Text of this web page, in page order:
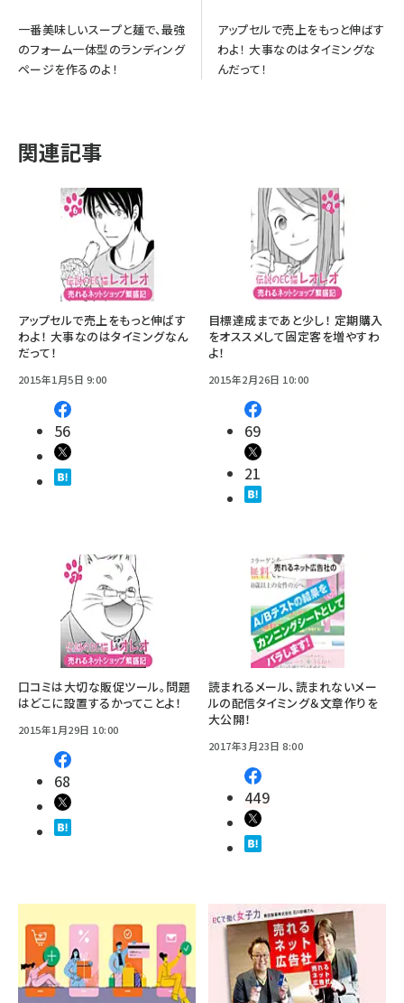
一番美味しいスープと麺で、最強
のフォーム一体型のランディング
ページを作るのよ！
アップセルで売上をもっと伸ばす
わよ！ 大事なのはタイミングな
んだって！
関連記事
アップセルで売上をもっと伸ばす
わよ！ 大事なのはタイミングなん
だって！
2015年1月5日 9:00
56
目標達成まであと少し！ 定期購入
をオススメして固定客を増やすわ
よ！
2015年2月26日 10:00
69
21
口コミは大切な販促ツール。問題
はどこに設置するかってことよ！
2015年1月29日 10:00
68
読まれるメール、読まれないメー
ルの配信タイミング＆文章作りを
大公開！
2017年3月23日 8:00
449